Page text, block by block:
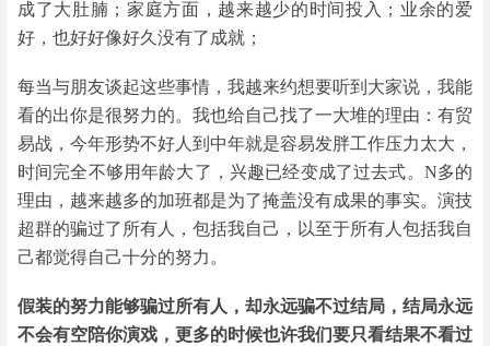
成了大肚腩；家庭方面，越来越少的时间投入；业余的爱
好，也好好像好久没有了成就；
每当与朋友谈起这些事情，我越来约想要听到大家说，我能
看的出你是很努力的。我也给自己找了一大堆的理由：有贸
易战，今年形势不好人到中年就是容易发胖工作压力太大，
时间完全不够用年龄大了，兴趣已经变成了过去式。N多的
理由，越来越多的加班都是为了掩盖没有成果的事实。演技
超群的骗过了所有人，包括我自己，以至于所有人包括我自
己都觉得自己十分的努力。
假装的努力能够骗过所有人，却永远骗不过结局，结局永远
不会有空陪你演戏，更多的时候也许我们要只看结果不看过